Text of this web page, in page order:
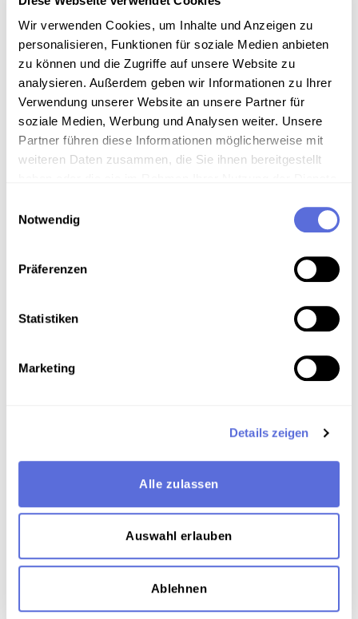
Wir verwenden Cookies, um Inhalte und Anzeigen zu
personalisieren, Funktionen für soziale Medien anbieten
zu können und die Zugriffe auf unsere Website zu
analysieren. Außerdem geben wir Informationen zu Ihrer
Verwendung unserer Website an unsere Partner für
soziale Medien, Werbung und Analysen weiter. Unsere
Partner führen diese Informationen möglicherweise mit
weiteren Daten zusammen, die Sie ihnen bereitgestellt
Notwendig
Präferenzen
Statistiken
Marketing
Details zeigen
Alle zulassen
Auswahl erlauben
Ablehnen
Schönbrunn und Reportagen vom Wiener Volksfest."
Sammlungsgeschichte
Archivbestand Österreichische Mediathek ohne weitere
Sammlungszuordnung
Verortung in der digitalen Sammlung
Medien und Kommunikation
,
Archivbestand Österreichische Mediathek ohne
weitere Sammlungszuordnung
Das Medium in Onlineausstellungen
Dieses Medium wird hier verwendet: